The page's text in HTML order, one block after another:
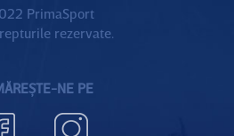
PrimaSport
rezervate.
NE PE